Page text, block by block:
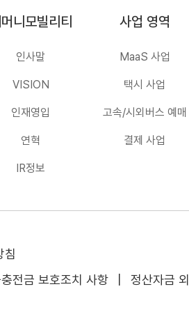
니모빌리티
인사말
VISION
인재영입
연혁
IR정보
사업 영역
MaaS 사업
택시 사업
고속/시외버스 예매
결제 사업
침
전금 보호조치 사항 정산자금